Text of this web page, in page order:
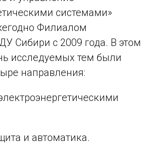
системами»
Филиалом
Сибири с 2009 года. В этом
исследуемых тем были
направления:
и автоматика.